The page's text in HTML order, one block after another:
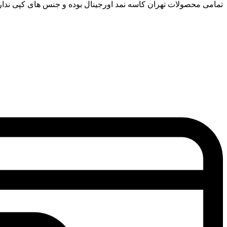
تمامی محصولات تهران کاسه نمد اورجینال بوده و جنس های کپی